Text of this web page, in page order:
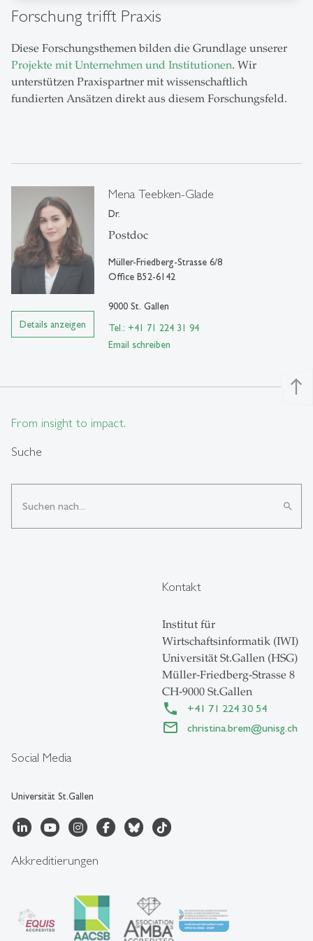
Forschung trifft Praxis
Diese Forschungsthemen bilden die Grundlage unserer
Projekte mit Unternehmen und Institutionen. Wir
unterstützen Praxispartner mit wissenschaftlich
fundierten Ansätzen direkt aus diesem Forschungsfeld.
Details anzeigen
Mena Teebken-Glade
Dr.
Postdoc
Müller-Friedberg-Strasse 6/8
Office B52-6142
9000 St. Gallen
Tel.: +41 71 224 31 94
Email schreiben
north
From insight to impact.
Suche
search
Social Media
Universität St.Gallen
Kontakt
Institut für
Wirtschaftsinformatik (IWI)
Universität St.Gallen (HSG)
Müller-Friedberg-Strasse 8
CH-9000 St.Gallen
+41 71 224 30 54
christina.brem@unisg.ch
Akkreditierungen